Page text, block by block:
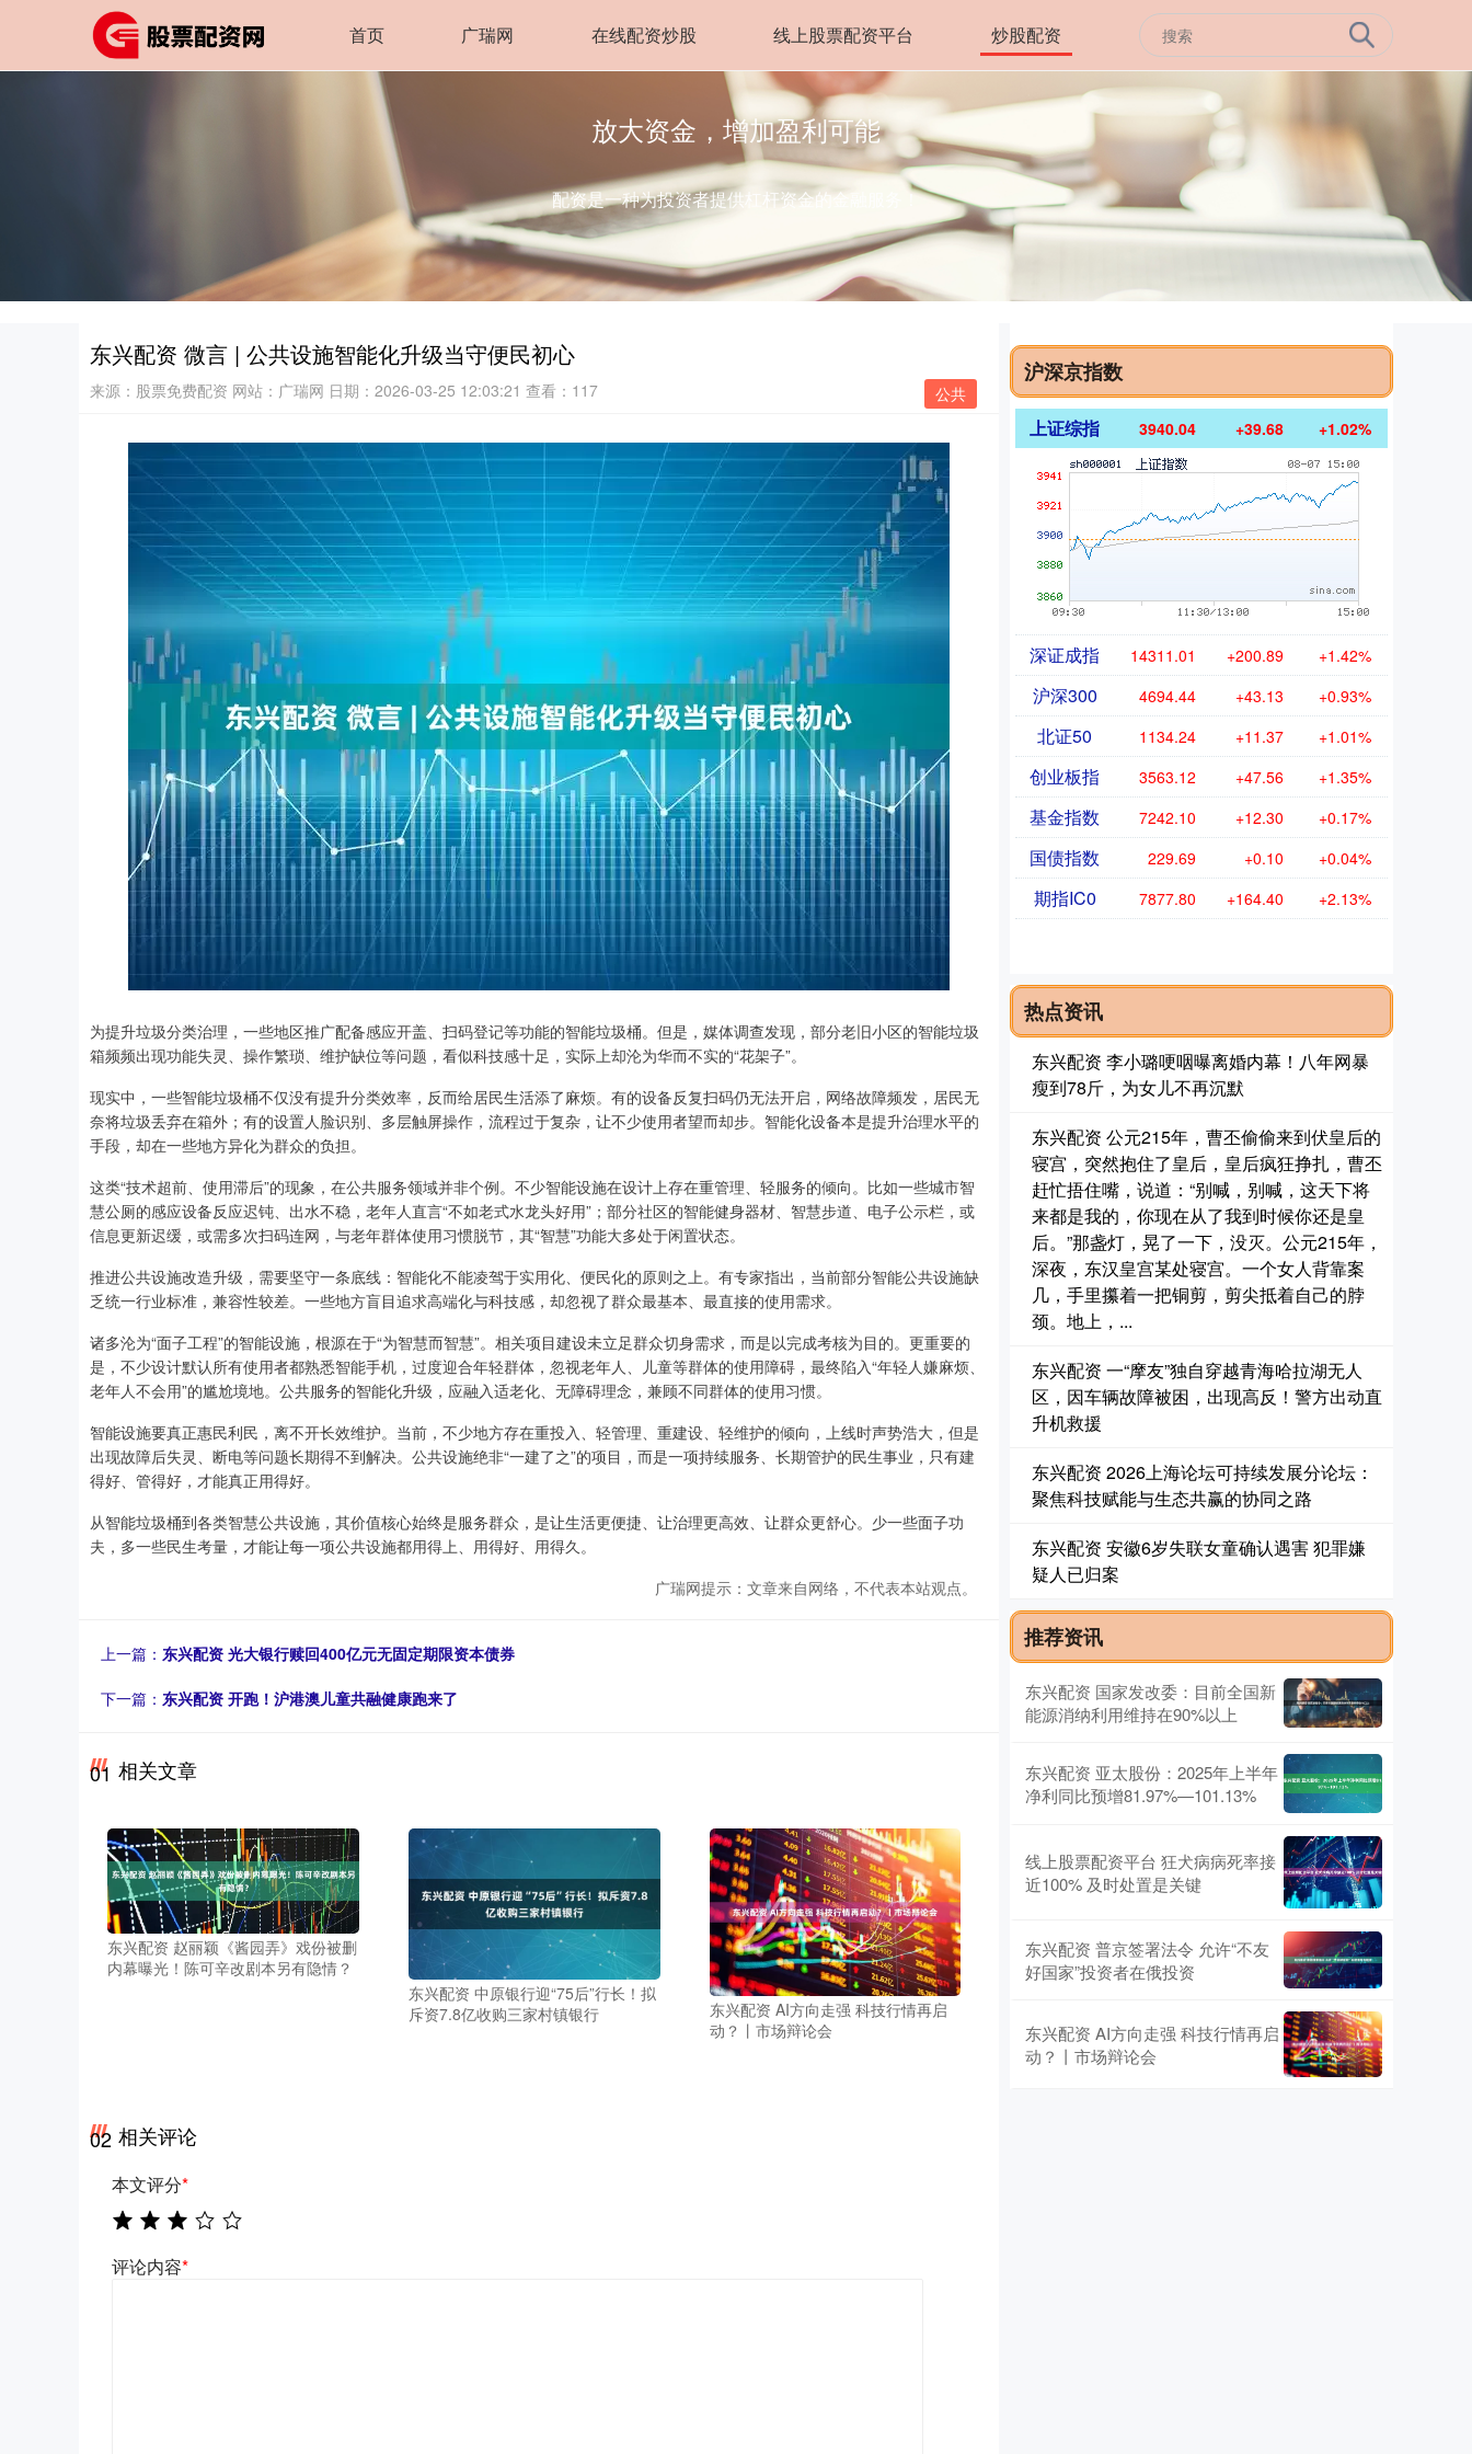
首页 广瑞网 在线配资炒股 线上股票配资平台 炒股配资
放大资金，增加盈利可能
配资是一种为投资者提供杠杆资金的金融服务！
东兴配资 微言 | 公共设施智能化升级当守便民初心
公共
来源：股票免费配资 网站：广瑞网 日期：2026-03-25 12:03:21 查看：117
为提升垃圾分类治理，一些地区推广配备感应开盖、扫码登记等功能的智能垃圾桶。但是，媒体调查发现，部分老旧小区的智能垃圾
箱频频出现功能失灵、操作繁琐、维护缺位等问题，看似科技感十足，实际上却沦为华而不实的“花架子”。
现实中，一些智能垃圾桶不仅没有提升分类效率，反而给居民生活添了麻烦。有的设备反复扫码仍无法开启，网络故障频发，居民无
奈将垃圾丢弃在箱外；有的设置人脸识别、多层触屏操作，流程过于复杂，让不少使用者望而却步。智能化设备本是提升治理水平的
手段，却在一些地方异化为群众的负担。
这类“技术超前、使用滞后”的现象，在公共服务领域并非个例。不少智能设施在设计上存在重管理、轻服务的倾向。比如一些城市智
慧公厕的感应设备反应迟钝、出水不稳，老年人直言“不如老式水龙头好用”；部分社区的智能健身器材、智慧步道、电子公示栏，或
信息更新迟缓，或需多次扫码连网，与老年群体使用习惯脱节，其“智慧”功能大多处于闲置状态。
推进公共设施改造升级，需要坚守一条底线：智能化不能凌驾于实用化、便民化的原则之上。有专家指出，当前部分智能公共设施缺
乏统一行业标准，兼容性较差。一些地方盲目追求高端化与科技感，却忽视了群众最基本、最直接的使用需求。
诸多沦为“面子工程”的智能设施，根源在于“为智慧而智慧”。相关项目建设未立足群众切身需求，而是以完成考核为目的。更重要的
是，不少设计默认所有使用者都熟悉智能手机，过度迎合年轻群体，忽视老年人、儿童等群体的使用障碍，最终陷入“年轻人嫌麻烦、
老年人不会用”的尴尬境地。公共服务的智能化升级，应融入适老化、无障碍理念，兼顾不同群体的使用习惯。
智能设施要真正惠民利民，离不开长效维护。当前，不少地方存在重投入、轻管理、重建设、轻维护的倾向，上线时声势浩大，但是
出现故障后失灵、断电等问题长期得不到解决。公共设施绝非“一建了之”的项目，而是一项持续服务、长期管护的民生事业，只有建
得好、管得好，才能真正用得好。
从智能垃圾桶到各类智慧公共设施，其价值核心始终是服务群众，是让生活更便捷、让治理更高效、让群众更舒心。少一些面子功
夫，多一些民生考量，才能让每一项公共设施都用得上、用得好、用得久。
广瑞网提示：文章来自网络，不代表本站观点。
上一篇： 东兴配资 光大银行赎回400亿元无固定期限资本债券
下一篇： 东兴配资 开跑！沪港澳儿童共融健康跑来了
01 相关文章
东兴配资 赵丽颖《酱园弄》戏份被删
内幕曝光！陈可辛改剧本另有隐情？
东兴配资 中原银行迎“75后”行长！拟
斥资7.8亿收购三家村镇银行
东兴配资 AI方向走强 科技行情再启
动？丨市场辩论会
02 相关评论
本文评分*
评论内容*
沪深京指数
上证综指 3940.04 +39.68 +1.02%
深证成指 14311.01 +200.89 +1.42%
沪深300 4694.44 +43.13 +0.93%
北证50 1134.24 +11.37 +1.01%
创业板指 3563.12 +47.56 +1.35%
基金指数 7242.10 +12.30 +0.17%
国债指数 229.69 +0.10 +0.04%
期指IC0 7877.80 +164.40 +2.13%
热点资讯
东兴配资 李小璐哽咽曝离婚内幕！八年网暴
瘦到78斤，为女儿不再沉默
东兴配资 公元215年，曹丕偷偷来到伏皇后的
寝宫，突然抱住了皇后，皇后疯狂挣扎，曹丕
赶忙捂住嘴，说道：“别喊，别喊，这天下将
来都是我的，你现在从了我到时候你还是皇
后。”那盏灯，晃了一下，没灭。公元215年，
深夜，东汉皇宫某处寝宫。一个女人背靠案
几，手里攥着一把铜剪，剪尖抵着自己的脖
颈。地上，...
东兴配资 一“摩友”独自穿越青海哈拉湖无人
区，因车辆故障被困，出现高反！警方出动直
升机救援
东兴配资 2026上海论坛可持续发展分论坛：
聚焦科技赋能与生态共赢的协同之路
东兴配资 安徽6岁失联女童确认遇害 犯罪嫌
疑人已归案
推荐资讯
东兴配资 国家发改委：目前全国新
能源消纳利用维持在90%以上
东兴配资 亚太股份：2025年上半年
净利同比预增81.97%—101.13%
线上股票配资平台 狂犬病病死率接
近100% 及时处置是关键
东兴配资 普京签署法令 允许“不友
好国家”投资者在俄投资
东兴配资 AI方向走强 科技行情再启
动？丨市场辩论会